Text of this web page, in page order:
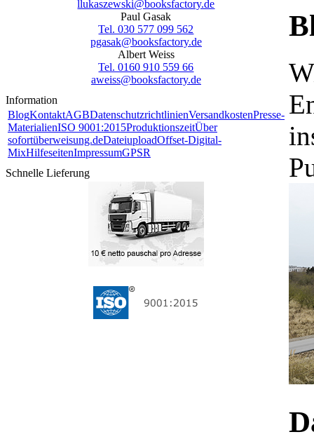
llukaszewski@booksfactory.de
Paul Gasak
Tel. 030 577 099 562
pgasak@booksfactory.de
Albert Weiss
Tel. 0160 910 559 66
aweiss@booksfactory.de
Information
BlogKontaktAGBDatenschutzrichtlinienVersandkostenPresse-
MaterialienISO 9001:2015ProduktionszeitÜber
sofortüberweisung.deDateiuploadOffset-Digital-
MixHilfeseitenImpressumGPSR
Schnelle Lieferung